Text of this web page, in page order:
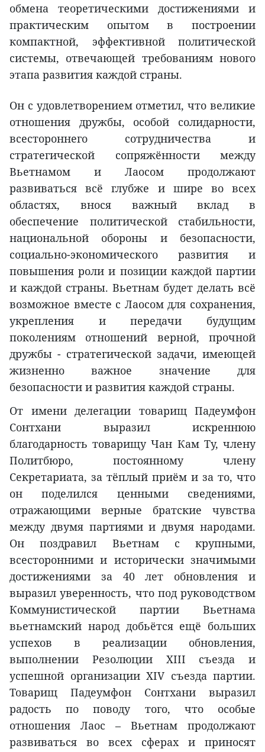
обмена теоретическими достижениями и
практическим опытом в построении
компактной, эффективной политической
системы, отвечающей требованиям нового
этапа развития каждой страны.
Он с удовлетворением отметил, что великие
отношения дружбы, особой солидарности,
всестороннего сотрудничества и
стратегической сопряжённости между
Вьетнамом и Лаосом продолжают
развиваться всё глубже и шире во всех
областях, внося важный вклад в
обеспечение политической стабильности,
национальной обороны и безопасности,
социально-экономического развития и
повышения роли и позиции каждой партии
и каждой страны. Вьетнам будет делать всё
возможное вместе с Лаосом для сохранения,
укрепления и передачи будущим
поколениям отношений верной, прочной
дружбы - стратегической задачи, имеющей
жизненно важное значение для
безопасности и развития каждой страны.
От имени делегации товарищ Падеумфон
Сонтхани выразил искреннюю
благодарность товарищу Чан Кам Ту, члену
Политбюро, постоянному члену
Секретариата, за тёплый приём и за то, что
он поделился ценными сведениями,
отражающими верные братские чувства
между двумя партиями и двумя народами.
Он поздравил Вьетнам с крупными,
всесторонними и исторически значимыми
достижениями за 40 лет обновления и
выразил уверенность, что под руководством
Коммунистической партии Вьетнама
вьетнамский народ добьётся ещё больших
успехов в реализации обновления,
выполнении Резолюции XIII съезда и
успешной организации XIV съезда партии.
Товарищ Падеумфон Сонтхани выразил
радость по поводу того, что особые
отношения Лаос – Вьетнам продолжают
развиваться во всех сферах и приносят